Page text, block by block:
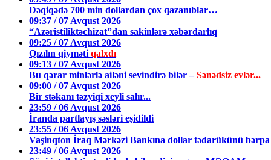
Dəqiqədə 700 min dollardan çox qazanıblar…
09:37 / 07 Avqust 2026
“Azəristiliktəchizat”dan sakinlərə xəbərdarlıq
09:25 / 07 Avqust 2026
Qızılın qiyməti qalxdı
09:13 / 07 Avqust 2026
Bu qərar minlərlə ailəni sevindirə bilər –Sənədsiz evlər...
09:00 / 07 Avqust 2026
Bir stəkanı təzyiqi xeyli salır...
23:59 / 06 Avqust 2026
İranda partlayış səsləri eşidildi
23:55 / 06 Avqust 2026
Vaşinqton İraq Mərkəzi Bankına dollar tədarükünü
23:49 / 06 Avqust 2026